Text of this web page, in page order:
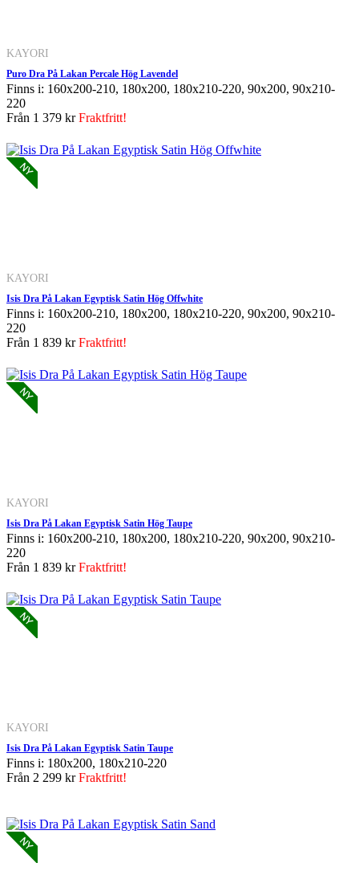
KAYORI
Puro Dra På Lakan Percale Hög Lavendel
Finns i: 160x200-210, 180x200, 180x210-220, 90x200, 90x210-
220
Från 1 379 krFraktfritt!
KAYORI
Isis Dra På Lakan Egyptisk Satin Hög Offwhite
Finns i: 160x200-210, 180x200, 180x210-220, 90x200, 90x210-
220
Från 1 839 krFraktfritt!
KAYORI
Isis Dra På Lakan Egyptisk Satin Hög Taupe
Finns i: 160x200-210, 180x200, 180x210-220, 90x200, 90x210-
220
Från 1 839 krFraktfritt!
KAYORI
Isis Dra På Lakan Egyptisk Satin Taupe
Finns i: 180x200, 180x210-220
Från 2 299 krFraktfritt!